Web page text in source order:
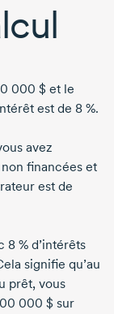
000 $ et le
est de 8 %.
avez
financées et
est de
8 % d’intérêts
signifie qu’au
prêt, vous
000 $ sur